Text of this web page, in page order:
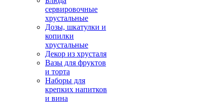
сервировочные
хрустальные
Дозы, шкатулки и
копилки
хрустальные
Декор из хрусталя
Вазы для фруктов
и торта
Наборы для
крепких напитков
и вина